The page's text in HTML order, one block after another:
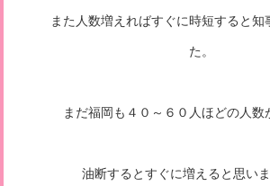
また人数増えればすぐに時短すると知
た。
まだ福岡も４０～６０人ほどの人数
油断するとすぐに増えると思いま